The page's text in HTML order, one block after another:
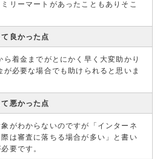
リーマートがあったこともありそこ
良かった点
着金までがとにかく早く大変助かり
必要な場合でも助けられると思いま
悪かった点
がわからないのですが「インターネ
は審査に落ちる場合が多い」と書い
要です。